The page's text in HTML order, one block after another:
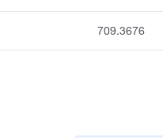
709.3676